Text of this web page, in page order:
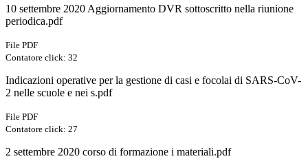
10 settembre 2020 Aggiornamento DVR sottoscritto nella riunione
periodica.pdf
File PDF
Contatore click: 32
Indicazioni operative per la gestione di casi e focolai di SARS-CoV-
2 nelle scuole e nei s.pdf
File PDF
Contatore click: 27
2 settembre 2020 corso di formazione i materiali.pdf